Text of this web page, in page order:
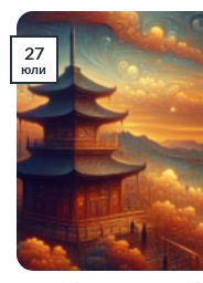
27
юли